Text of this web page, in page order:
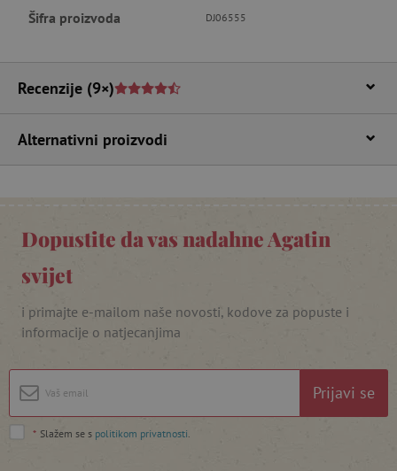
Šifra proizvoda DJ06555
Recenzije (9×)
Alternativni proizvodi
Dopustite da vas nadahne Agatin
svijet
i primajte e-mailom naše novosti, kodove za popuste i
informacije o natjecanjima
Prijavi se
* Slažem se s politikom privatnosti
featureFlagIdentifier www.agatinsvijet.hr